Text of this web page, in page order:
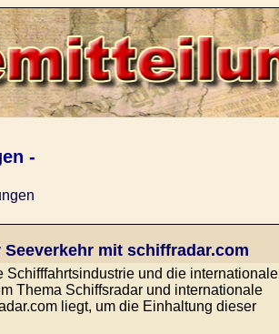
-
mit schiffradar.com
und die internationale
Thema Schiffsradar und internationale
liegt, um die Einhaltung dieser